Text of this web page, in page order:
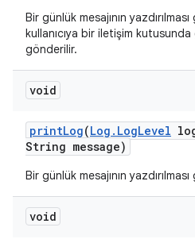
Bir günlük mesajının
kullanıcıya bir iletişim
gönderilir.
void
printLog(Log . LogLevel
String message)
Bir günlük mesajının
void